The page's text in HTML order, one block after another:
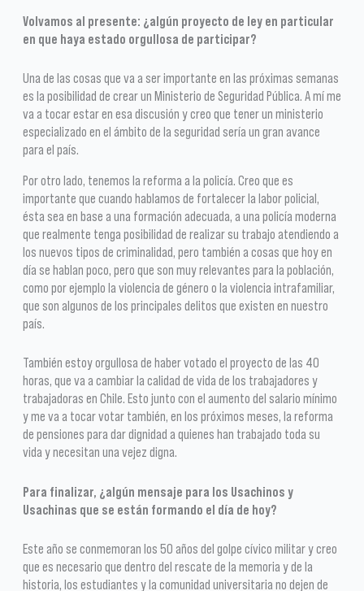
Volvamos al presente: ¿algún proyecto de ley en particular
en que haya estado orgullosa de participar?
Una de las cosas que va a ser importante en las próximas semanas
es la posibilidad de crear un Ministerio de Seguridad Pública. A mí me
va a tocar estar en esa discusión y creo que tener un ministerio
especializado en el ámbito de la seguridad sería un gran avance
para el país.
Por otro lado, tenemos la reforma a la policía. Creo que es
importante que cuando hablamos de fortalecer la labor policial,
ésta sea en base a una formación adecuada, a una policía moderna
que realmente tenga posibilidad de realizar su trabajo atendiendo a
los nuevos tipos de criminalidad, pero también a cosas que hoy en
día se hablan poco, pero que son muy relevantes para la población,
como por ejemplo la violencia de género o la violencia intrafamiliar,
que son algunos de los principales delitos que existen en nuestro
país.
También estoy orgullosa de haber votado el proyecto de las 40
horas, que va a cambiar la calidad de vida de los trabajadores y
trabajadoras en Chile. Esto junto con el aumento del salario mínimo
y me va a tocar votar también, en los próximos meses, la reforma
de pensiones para dar dignidad a quienes han trabajado toda su
vida y necesitan una vejez digna.
Para finalizar, ¿algún mensaje para los Usachinos y
Usachinas que se están formando el día de hoy?
Este año se conmemoran los 50 años del golpe cívico militar y creo
que es necesario que dentro del rescate de la memoria y de la
historia, los estudiantes y la comunidad universitaria no dejen de